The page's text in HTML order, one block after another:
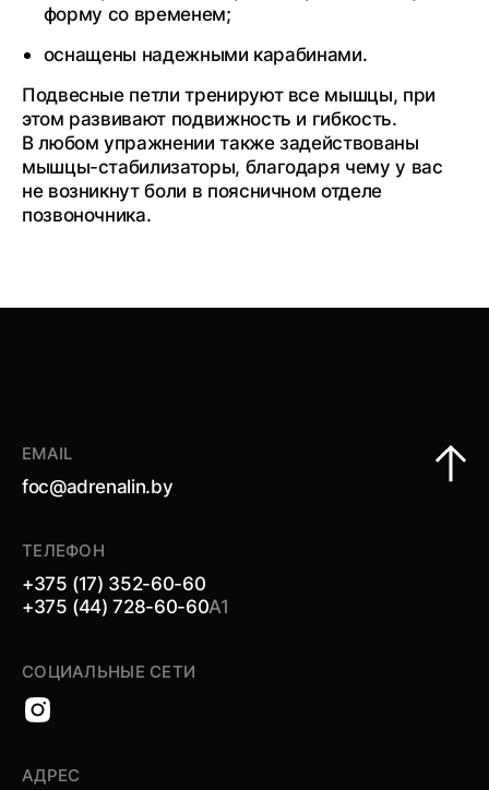
форму со временем;
оснащены надежными карабинами.
Подвесные петли тренируют все мышцы, при
этом развивают подвижность и гибкость.
В любом упражнении также задействованы
мышцы-стабилизаторы, благодаря чему у вас
не возникнут боли в поясничном отделе
позвоночника.
EMAIL
foc@adrenalin.by
ТЕЛЕФОН
+375 (17) 352-60-60
+375 (44) 728-60-60А1
СОЦИАЛЬНЫЕ СЕТИ
АДРЕС